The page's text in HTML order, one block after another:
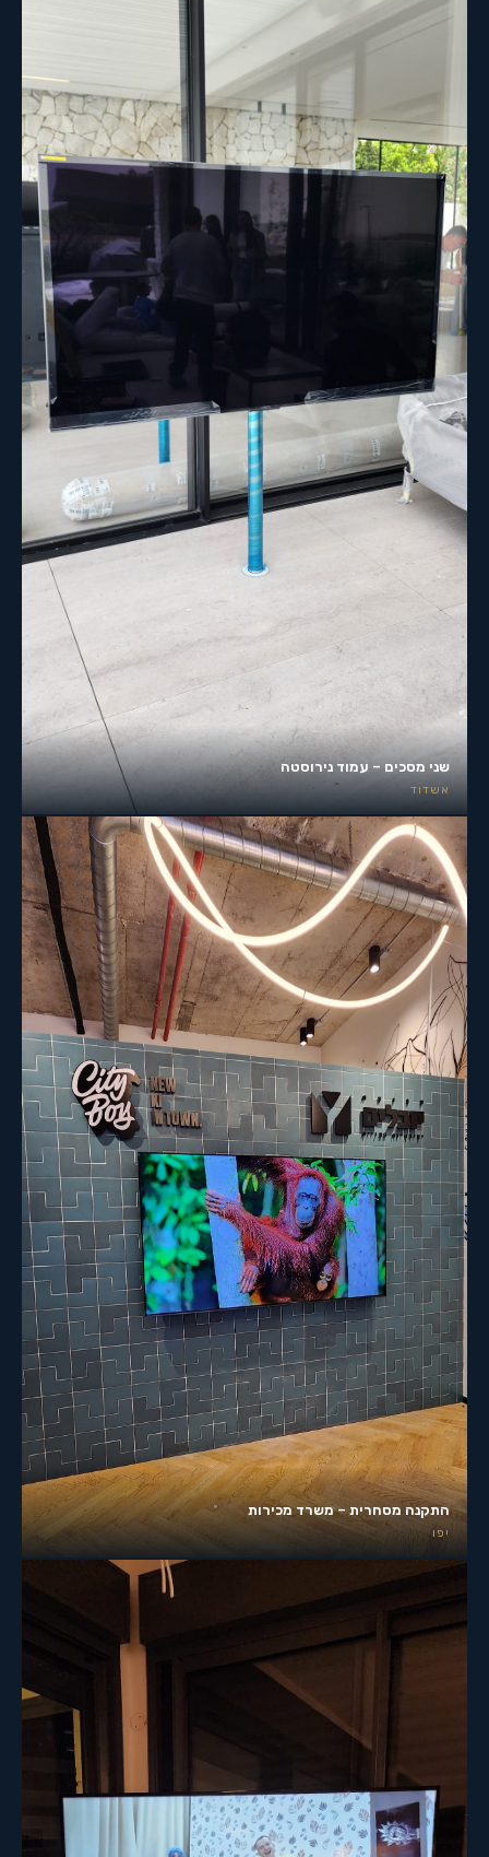
שני מסכים – עמוד נירוסטה
אשדוד
התקנה מסחרית – משרד מכירות
יפו